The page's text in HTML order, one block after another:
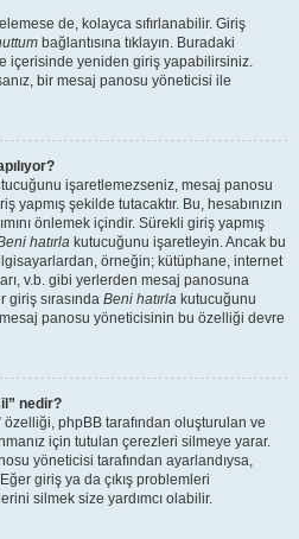
de, kolayca sıfırlanabilir. Giriş
bağlantısına tıklayın. Buradaki
içerisinde yeniden giriş yapabilirsiniz.
bir mesaj panosu yöneticisi ile
işaretlemezseniz, mesaj panosu
şekilde tutacaktır. Bu, hesabınızın
önlemek içindir. Sürekli giriş yapmış
hatırla kutucuğunu işaretleyin. Ancak bu
örneğin; kütüphane, internet
v.b. gibi yerlerden mesaj panosuna
giriş sırasında Beni hatırla kutucuğunu
panosu yöneticisinin bu özelliği devre
nedir?
phpBB tarafından oluşturulan ve
için tutulan çerezleri silmeye yarar.
yöneticisi tarafından ayarlandıysa,
giriş ya da çıkış problemleri
silmek size yardımcı olabilir.